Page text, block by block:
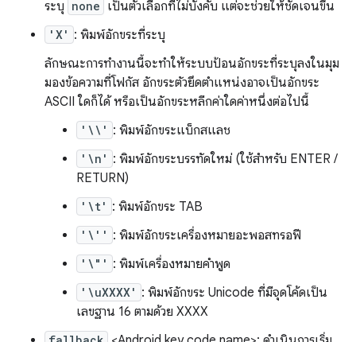
ระบุ none เป็นตัวเลือกที่ไม่บังคับ แต่จะช่วยให้ชัดเจนขึ้น
'X' : พิมพ์อักขระที่ระบุ
ลักษณะการทำงานนี้จะทำให้ระบบป้อนอักขระที่ระบุลงในมุม
มองข้อความที่โฟกัส อักขระตัวยึดตำแหน่งอาจเป็นอักขระ
ASCII ใดก็ได้ หรือเป็นอักขระหลีกค่าใดค่าหนึ่งต่อไปนี้
'\\' : พิมพ์อักขระแบ็กสแลช
'\n' : พิมพ์อักขระบรรทัดใหม่ (ใช้สำหรับ ENTER /
RETURN)
'\t' : พิมพ์อักขระ TAB
'\'' : พิมพ์อักขระเครื่องหมายอะพอสทรอฟี
'\"' : พิมพ์เครื่องหมายคำพูด
'\uXXXX' : พิมพ์อักขระ Unicode ที่มีจุดโค้ดเป็น
เลขฐาน 16 ตามด้วย XXXX